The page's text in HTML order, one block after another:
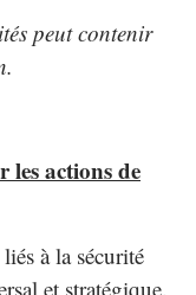
peut contenir
les actions de
à la sécurité
et stratégique.